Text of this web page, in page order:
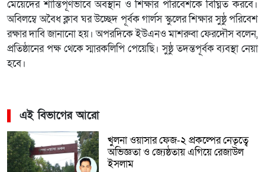
মেয়েদের শান্তিপূর্ণভাবে অবস্থান ও শিক্ষার পরিবেশকে বিঘ্নিত করবে।
অবিলম্বে অবৈধ ক্লাব ঘর উচ্ছেদ পূর্বক গার্লস স্কুলের শিক্ষার সুষ্ঠু পরিবেশ
রক্ষার দাবি জানানো হয়। অপরদিকে ইউএনও মাশরুবা ফেরদৌস বলেন,
প্রতিষ্ঠানের পক্ষ থেকে স্মারকলিপি পেয়েছি। সুষ্ঠু তদন্তপূর্বক ব্যবস্থা নেয়া
হবে।
এই বিভাগের আরো
খুলনা ওয়াসার ফেজ-২ প্রকল্পের নেতৃত্বে
অভিজ্ঞতা ও জ্যেষ্ঠতায় এগিয়ে রেজাউল
ইসলাম